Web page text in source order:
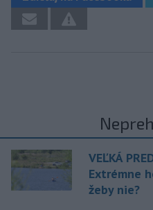
VEĽKÁ
Extrémne
žeby nie?